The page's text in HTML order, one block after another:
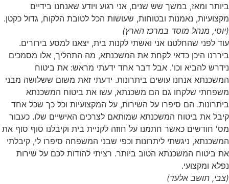
ביותר ומאז, במשך שש שנים, אני רגוע ויודע שאנחנו בידיים
מקצועיות, נאמנות ובטוחות, שעושות הכל לטובת הלקוח, גדול כקטן.
(יוסי, מנהל מוסד במרכז הארץ)
עוד לפני שהחלטנו אני ואשתי לקנות בית, יצאנו למסע בירורים.
ביררנו היכן כדאי לקחת את המשכנתא, מה התהליך, אלו מסמכים
נידרש להביא וכו'. אבל דבר אחד ידעתי מראש: את ביטוח
המשכנתא אנחנו עושים ביתרונות. ידעתי זאת משום ששלושה מבני
משפחתי שלקחו גם הם משכנתא, עשו את ביטוח המשכנתא
ביתרונות. הם סיפרו על השירות, על המקצועיות וכל כך שכל אחד
קיבל את ביטוח המשכנתא שמותאם לצרכים האישיים שלו. כעבור
מס' חודשים כאשר חתמנו על חוזה לקניית בית וקיבלנו סוף סוף את
המשכנתא, ניגשתי ליתרונות וכפי שבני המשפחה סיפרו לי, קיבלתי
את ביטוח המשכנתא הטוב ביותר. רציתי להודות לכם על שירות
נפלא ומקצועי.
(צבי, תושב אלעד)